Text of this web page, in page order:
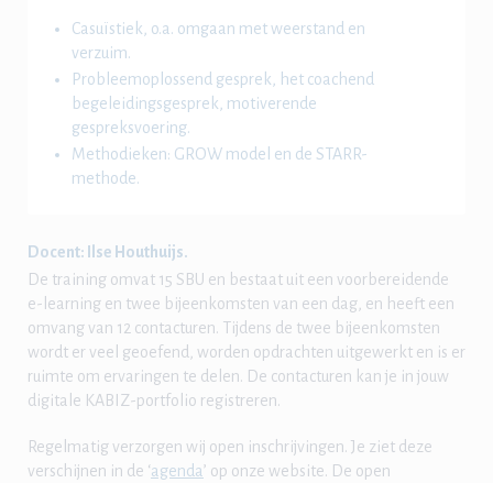
Casuïstiek, o.a. omgaan met weerstand en
verzuim.
Probleemoplossend gesprek, het coachend
begeleidingsgesprek, motiverende
gespreksvoering.
Methodieken: GROW model en de STARR-
methode.
Docent:
Ilse Houthuijs.
De training omvat 15 SBU en bestaat uit een voorbereidende
e-learning en twee bijeenkomsten van een dag, en heeft een
omvang van 12 contacturen. Tijdens de twee bijeenkomsten
wordt er veel geoefend, worden opdrachten uitgewerkt en is er
ruimte om ervaringen te delen. De contacturen kan je in jouw
digitale KABIZ-portfolio registreren.
Regelmatig verzorgen wij open inschrijvingen. Je ziet deze
verschijnen in de ‘agenda’ op onze website. De open